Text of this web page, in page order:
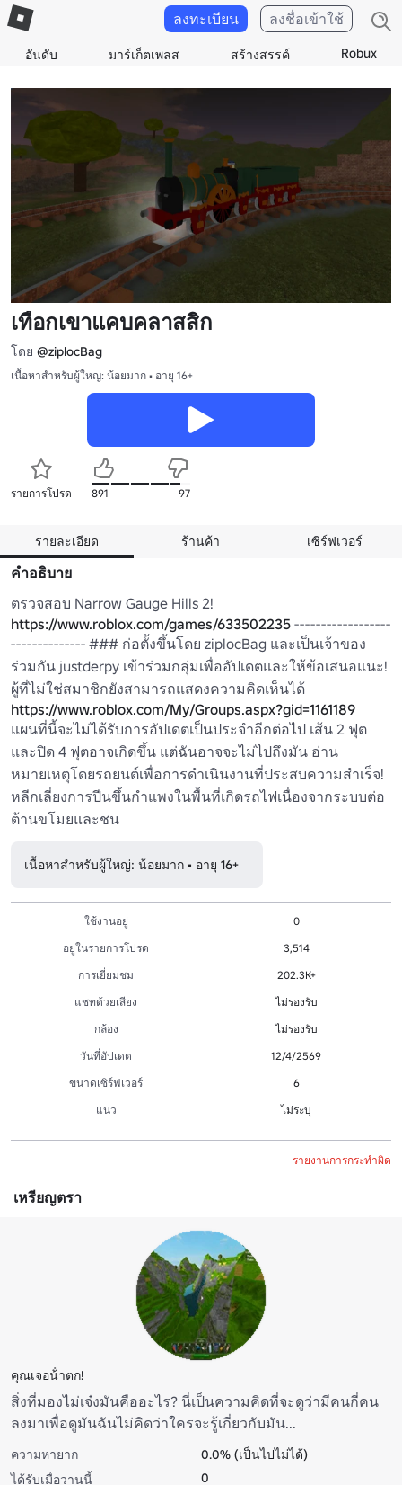
อันดับ มาร์เก็ตเพลส สร้างสรรค์ Robux
ลงทะเบียน ลงชื่อเข้าใช้
เทือกเขาแคบคลาสสิก
โดย @ziplocBag
เนื้อหาสำหรับผู้ใหญ่: น้อยมาก • อายุ 16+
รายการโปรด 891 97
รายละเอียด ร้านค้า เซิร์ฟเวอร์
คำอธิบาย
https://www.roblox.com/games/633502235 ------------------
-------------- ### ก่อตั้งขึ้นโดย ziplocBag และเป็นเจ้าของ
ร่วมกัน justderpy เข้าร่วมกลุ่มเพื่ออัปเดตและให้ข้อเสนอแนะ!
https://www.roblox.com/My/Groups.aspx?gid=1161189
แผนที่นี้จะไม่ได้รับการอัปเดตเป็นประจําอีกต่อไป เส้น 2 ฟุต
และปิด 4 ฟุตอาจเกิดขึ้น แต่ฉันอาจจะไม่ไปถึงมัน อ่าน
หมายเหตุโดยรถยนต์เพื่อการดําเนินงานที่ประสบความสําเร็จ!
หลีกเลี่ยงการปีนขึ้นกําแพงในพื้นที่เกิดรถไฟเนื่องจากระบบต่อ
ต้านขโมยและชน
เนื้อหาสำหรับผู้ใหญ่: น้อยมาก • อายุ 16+
ใช้งานอยู่
0
อยู่ในรายการโปรด
3,514
การเยี่ยมชม
202.3K+
แชทด้วยเสียง
ไม่รองรับ
กล้อง
ไม่รองรับ
วันที่อัปเดต
12/4/2569
ขนาดเซิร์ฟเวอร์
6
แนว
ไม่ระบุ
รายงานการกระทำผิด
เหรียญตรา
คุณเจอน้ําตก!
สิ่งที่มองไม่เจ๋งมันคืออะไร? นี่เป็นความคิดที่จะดูว่ามีคนกี่คน
ลงมาเพื่อดูมันฉันไม่คิดว่าใครจะรู้เกี่ยวกับมัน...
ความหายาก
0.0% (เป็นไปไม่ได้)
ได้รับเมื่อวานนี้
0